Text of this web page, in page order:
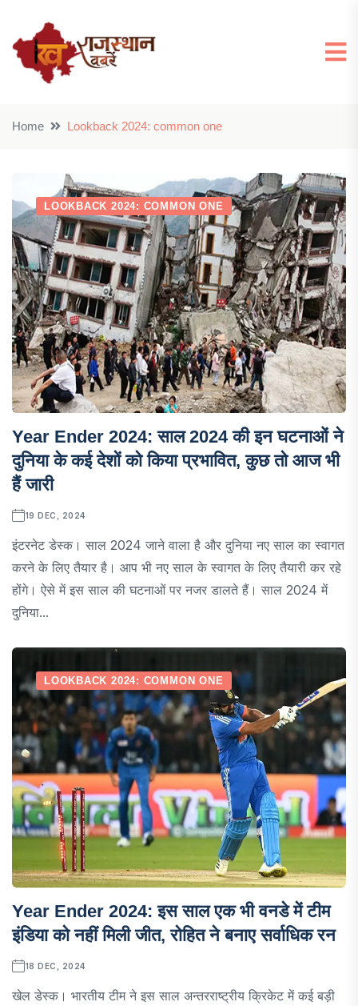
Home Lookback 2024: common one
LOOKBACK 2024: COMMON ONE
Year Ender 2024: साल 2024 की इन घटनाओं ने
दुनिया के कई देशों को किया प्रभावित, कुछ तो आज भी
हैं जारी
19 DEC, 2024
इंटरनेट डेस्क। साल 2024 जाने वाला है और दुनिया नए साल का स्वागत
करने के लिए तैयार है। आप भी नए साल के स्वागत के लिए तैयारी कर रहे
होंगे। ऐसे में इस साल की घटनाओं पर नजर डालते हैं। साल 2024 में
दुनिया...
LOOKBACK 2024: COMMON ONE
Year Ender 2024: इस साल एक भी वनडे में टीम
इंडिया को नहीं मिली जीत, रोहित ने बनाए सर्वाधिक रन
18 DEC, 2024
खेल डेस्क। भारतीय टीम ने इस साल अन्तरराष्ट्रीय क्रिकेट में कई बड़ी